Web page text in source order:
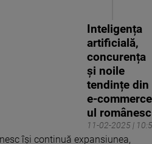
11-02-2025 |
Inteligența
artificială,
concurența
și noile
tendințe din
e-
ul românesc
își continuă expansiunea,